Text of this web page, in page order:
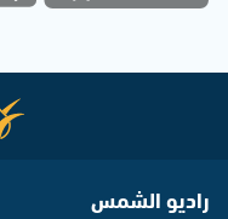
راديو الشمس